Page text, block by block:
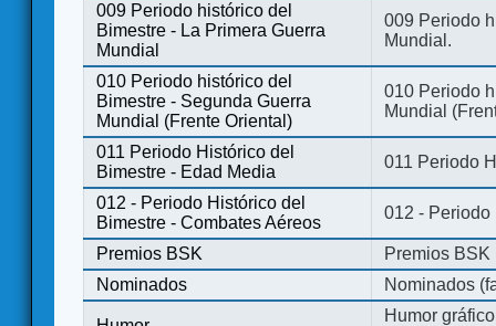
009 Periodo histórico del
Bimestre - La Primera Guerra
Mundial
009 Periodo
Mundial.
010 Periodo histórico del
Bimestre - Segunda Guerra
Mundial (Frente Oriental)
010 Periodo
Mundial
011 Periodo Histórico del
Bimestre - Edad Media
011 Periodo
012 - Periodo Histórico del
Bimestre - Combates Aéreos
012 - Periodo
Premios BSK
Premios BSK
Nominados
Nominados
Humor